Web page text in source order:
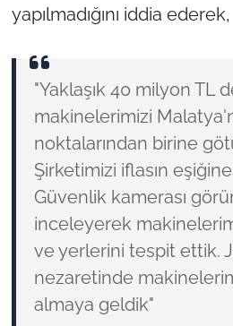
yapılmadığını iddia ederek,
"Yaklaşık 40 milyon TL
makinelerimizi
noktalarından birine
Şirketimizi iflasın
Güvenlik kamerası
inceleyerek
ve yerlerini tespit ettik.
nezaretinde
almaya geldik"